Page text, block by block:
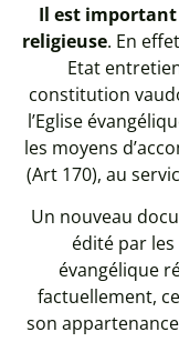
Il est important
religieuse. En
Etat
constitution
l’Eglise
les moyens
(Art 170), au
Un nouveau
édité par
évangélique
factuellement,
son